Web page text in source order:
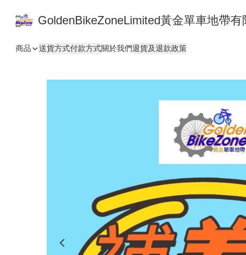
GoldenBikeZoneLimited黃金單車地帶有
商品 送貨方式付款方式關於我們退貨及退款政策